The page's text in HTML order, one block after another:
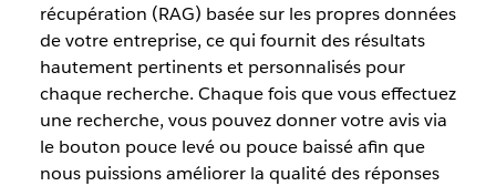
récupération (RAG) basée sur les propres données
de votre entreprise, ce qui fournit des résultats
hautement pertinents et personnalisés pour
chaque recherche. Chaque fois que vous effectuez
une recherche, vous pouvez donner votre avis via
le bouton pouce levé ou pouce baissé afin que
nous puissions améliorer la qualité des réponses